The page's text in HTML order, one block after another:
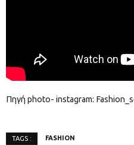
Πηγή photo- instagram:
TAGS : FASHION